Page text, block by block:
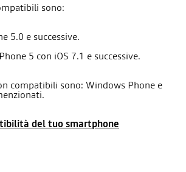
sono:
5.0 e successive.
5 con iOS 7.1 e successive.
compatibili sono: Windows Phone e
del tuo smartphone